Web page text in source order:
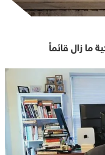
ما زال قائماً